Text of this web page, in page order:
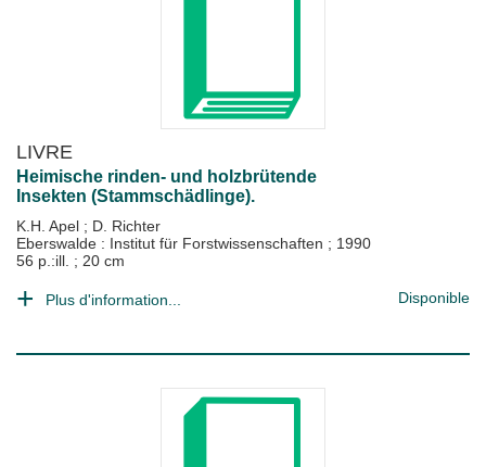
LIVRE
Heimische rinden- und holzbrütende
Insekten (Stammschädlinge).
K.H. Apel ; D. Richter
Eberswalde : Institut für Forstwissenschaften ; 1990
56 p.:ill. ; 20 cm
Plus d'information... Disponible